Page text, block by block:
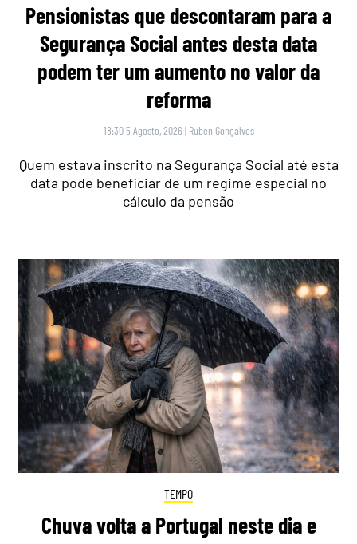
Pensionistas que descontaram para a
Segurança Social antes desta data
podem ter um aumento no valor da
reforma
18:30 5 Agosto, 2026 | Rubén Gonçalves
Quem estava inscrito na Segurança Social até esta
data pode beneficiar de um regime especial no
cálculo da pensão
TEMPO
Chuva volta a Portugal neste dia e